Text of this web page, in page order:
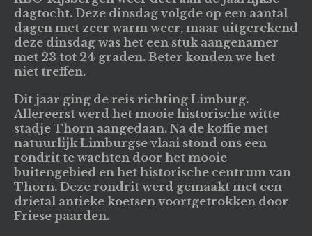
dagtocht. Deze dinsdag volgde op een aantal
dagen met zeer warm weer, maar uitgerekend
deze dinsdag was het een stuk aangenamer
met 23 tot 24 graden. Beter konden we het
niet treffen.
Dit jaar ging de reis richting Limburg.
Allereerst werd het mooie historische witte
stadje Thorn aangedaan. Na de koffie met
natuurlijk Limburgse vlaai stond ons een
rondrit te wachten door het mooie
buitengebied en het historische centrum van
Thorn. Deze rondrit werd gemaakt met een
drietal antieke koetsen voortgetrokken door
Friese paarden.